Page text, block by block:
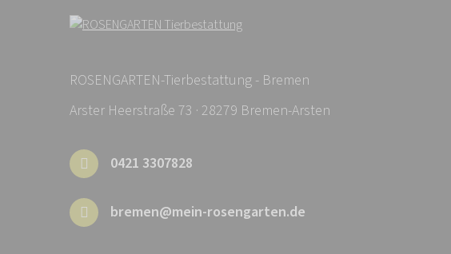
ROSENGARTEN-Tierbestattung - Bremen
Arster Heerstraße 73 · 28279 Bremen-Arsten
0421 3307828
bremen@mein-rosengarten.de